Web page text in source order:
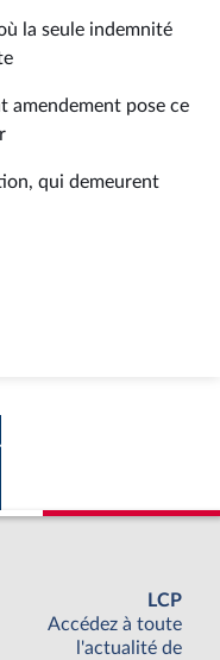
la seule indemnité
amendement pose ce
qui demeurent
LCP
Accédez à toute
l'actualité de